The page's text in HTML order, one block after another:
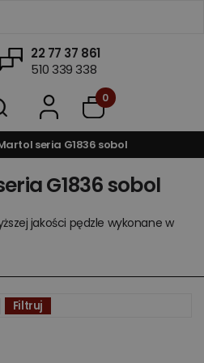
22 77 37 861
510 339 338
0
seria G1836 sobol
Filtruj
G1836 sobol
jakości pędzle wykonane w